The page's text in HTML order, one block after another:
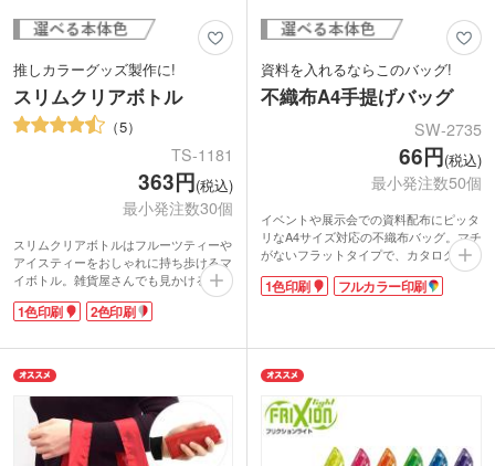
推しカラーグッズ製作に!
スリムクリアボトル
5
TS-1181
363円(税込)
最小発注数30個
スリムクリアボトルはフルーツティーや
アイスティーをおしゃれに持ち歩けるマ
イボトル。雑貨屋さんでも見かけるクリ
アボトルに、オリジナルのプリントがで
きます。容量は約500mlで、飲み物だけ
用途にも人気です。
豊富なカラー展開で、「推しカラー」グ
ッズ製作にもおすすめ!側面またはキャ
ップに名入れ印刷が可能です。エンタメ
関連のグッズ製作にはもちろん、飲食店
や美容院の周年記念品などにいかがでし
ょうか。
1色印刷 2色印刷
資料を入れるならこのバッグ!
不織布A4手提げバッグ
SW-2735
66円(税込)
最小発注数50個
イベントや展示会での資料配布にピッタ
リなA4サイズ対応の不織布バッグ。マチ
がないフラットタイプで、カタログやA4
ファイル等、1.5cm程度の厚さのものま
で入ります。本体色は10色展開で、コー
入れて観劇や映画鑑賞のパンフレット用
お持ち帰り袋としてもおすすめです。シ
ンプルかつ定番サイズなので幅広い用途
に適用します。
1色印刷 フルカラー印刷